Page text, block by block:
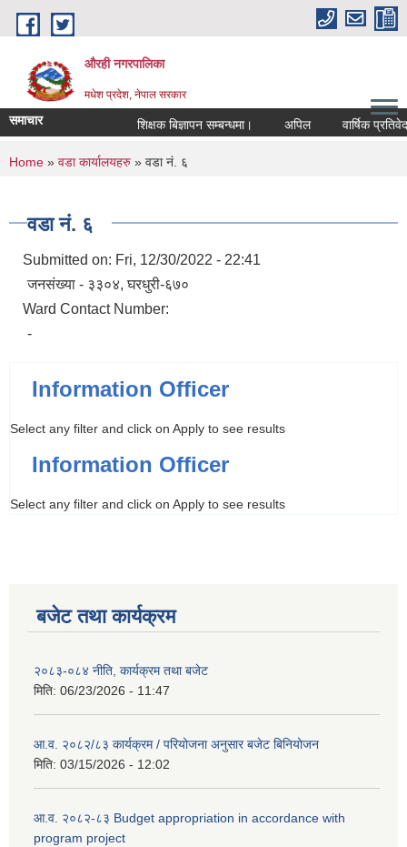
Skip to main content
औरही नगरपालिका
मधेश प्रदेश, नेपाल सरकार
समाचार शिक्षक बिज्ञापन सम्बन्धमा। अपिल वार्षिक
You are here
Home » वडा कार्यालयहरु » वडा नं. ६
वडा नं. ६
Submitted on: Fri, 12/30/2022 - 22:41
जनसंख्या - ३३०४, घरधुरी-६७०
Ward Contact Number:
-
Information Officer
Select any filter and click on Apply to see results
Information Officer
Select any filter and click on Apply to see results
बजेट तथा कार्यक्रम
२०८३-०८४ नीति, कार्यक्रम तथा बजेट
मिति: 06/23/2026 - 11:47
आ.व. २०८२/८३ कार्यक्रम / परियोजना अनुसार बजेट बिनियोजन
मिति: 03/15/2026 - 12:02
आ.व. २०८२-८३ Budget appropriation in accordance with
program project